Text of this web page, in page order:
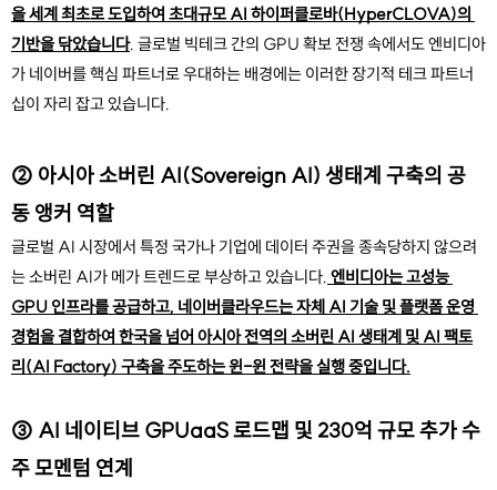
을 세계 최초로 도입하여 초대규모 AI 하이퍼클로바(HyperCLOVA)의
기반을 닦았습니다. 글로벌 빅테크 간의 GPU 확보 전쟁 속에서도 엔비디아
가 네이버를 핵심 파트너로 우대하는 배경에는 이러한 장기적 테크 파트너
십이 자리 잡고 있습니다.
② 아시아 소버린 AI(Sovereign AI) 생태계 구축의 공
동 앵커 역할
글로벌 AI 시장에서 특정 국가나 기업에 데이터 주권을 종속당하지 않으려
는 소버린 AI가 메가 트렌드로 부상하고 있습니다. 엔비디아는 고성능
GPU 인프라를 공급하고, 네이버클라우드는 자체 AI 기술 및 플랫폼 운영
경험을 결합하여 한국을 넘어 아시아 전역의 소버린 AI 생태계 및 AI 팩토
리(AI Factory) 구축을 주도하는 윈-윈 전략을 실행 중입니다.
③ AI 네이티브 GPUaaS 로드맵 및 230억 규모 추가 수
주 모멘텀 연계